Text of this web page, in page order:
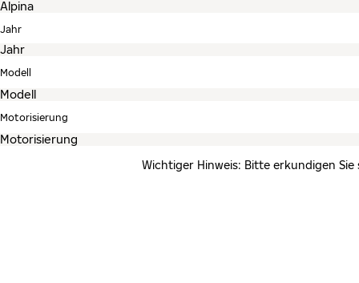
Jahr
Modell
Motorisierung
Wichtiger Hinweis: Bitte erkundigen